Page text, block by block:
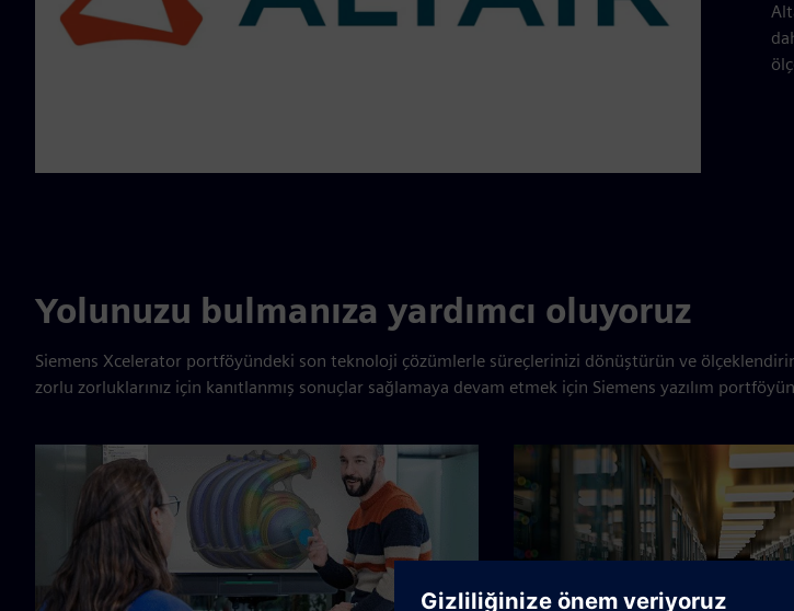
Yolunuzu bulmanıza yardımcı oluyoruz
Siemens Xcelerator portföyündeki son teknoloji çözümlerle süreçlerinizi dönüştürün ve
zorlu zorluklarınız için kanıtlanmış sonuçlar sağlamaya devam etmek için Siemens yazılım